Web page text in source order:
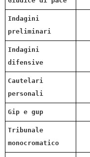
Indagini
preliminari
Indagini
difensive
Cautelari
personali
Gip e gup
Tribunale
monocromatico